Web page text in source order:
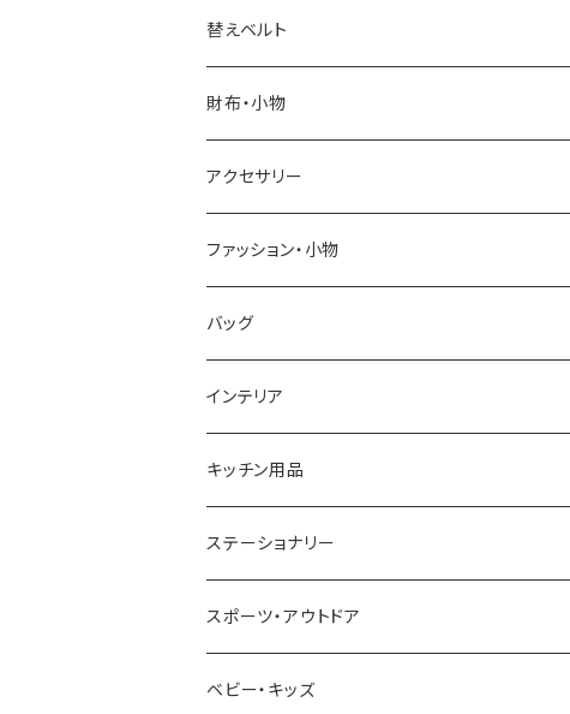
ELGIN
SALVATORE MARRA
CASIO
GRANDEUR
COGU
GAGA MILANO
CACTUS
TIMEX
NIXON
AVALANCHE
替えベルト
COACH
DANIEL WELLINGTON
LACOSTE
DIESEL
MICHAEL KORS
NO BRAND
財布・小物
SONNE
DUCT
TRANSNUMBER
SAAMA HOMME
ARNOLD PALMER
MICHAEL KORS
DIESEL
ALV
アクセサリー
GUCCI
TIFFANY&CO
FOLLI FOLLIE
POLICE
PAUL HEWITT
22designstudio
BOTTEGA VENETA
ファッション・小物
DAKS
栃木レザー
NIKE
DUNHILL
NEWYORKER
OROBIANCO
バッグ
MANHATTAN PORTAGE
United HOMME
RODANIA
BEAMZSQUARE
BLAZER CLUB
インテリア
CRYSTOCRAFT
SEIKO
CITIZEN
BRAUN
キッチン用品
I'mD
Helios
VALENTINO VISCANI
ステーショナリー
LAMY
WATERMAN
スポーツ・アウトドア
Trangia
ベビー・キッズ